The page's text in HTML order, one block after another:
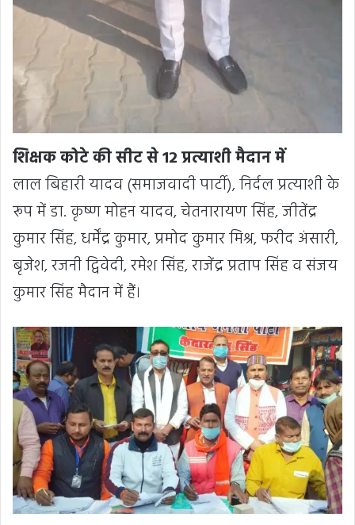
शिक्षक कोटे की सीट से 12 प्रत्याशी मैदान में
लाल बिहारी यादव (समाजवादी पार्टी), निर्दल प्रत्याशी के
रूप में डा. कृष्ण मोहन यादव, चेतनारायण सिंह, जीतेंद्र
कुमार सिंह, धर्मेंद्र कुमार, प्रमोद कुमार मिश्र, फरीद अंसारी,
बृजेश, रजनी द्विवेदी, रमेश सिंह, राजेंद्र प्रताप सिंह व संजय
कुमार सिंह मैदान में हैं।